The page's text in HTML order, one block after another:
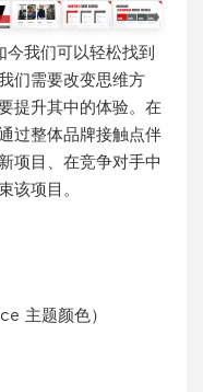
今我们可以轻松找到
们需要改变思维方
提升其中的体验。在
过整体品牌接触点伴
项目、在竞争对手中
该项目。
主题颜色）